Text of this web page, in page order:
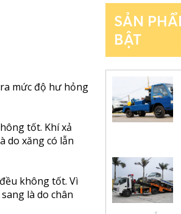
mức độ hư hỏng
tốt. Khí xả
do xăng có lẫn
không tốt. Vì
là do chân
SẢN
BẬT